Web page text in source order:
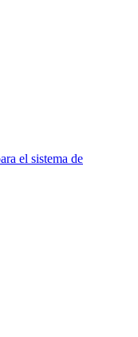
el sistema de